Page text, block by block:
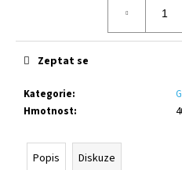
Kategorie:
Hmotnost:
Zeptat se
Popis Diskuze